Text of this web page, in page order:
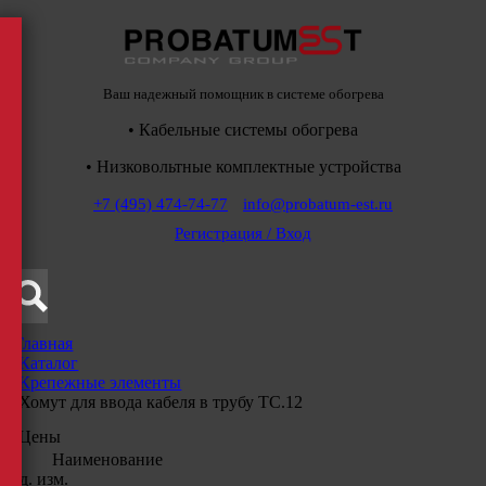
Ваш надежный помощник в системе обогрева
• Кабельные системы обогрева
• Низковольтные комплектные устройства
+7 (495) 474-74-77
info@probatum-est.ru
Регистрация / Вход
Главная
Каталог
Крепежные элементы
Хомут для ввода кабеля в трубу ТС.12
Цены
Наименование
Ед. изм.